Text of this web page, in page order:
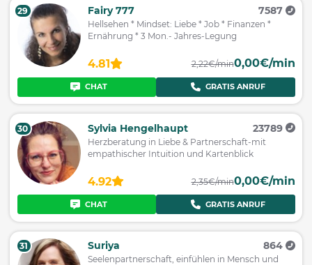
29 Fairy 777 7587
Hellsehen * Mindset: Liebe * Job * Finanzen *
Ernährung * 3 Mon.- Jahres-Legung
4.81 2,22€/min0,00€/min
CHAT GRATIS ANRUF
30 Sylvia Hengelhaupt 23789
Herzberatung in Liebe & Partnerschaft-mit
empathischer Intuition und Kartenblick
4.92 2,35€/min0,00€/min
CHAT GRATIS ANRUF
31 Suriya 864
Seelenpartnerschaft, einfühlen in Mensch und